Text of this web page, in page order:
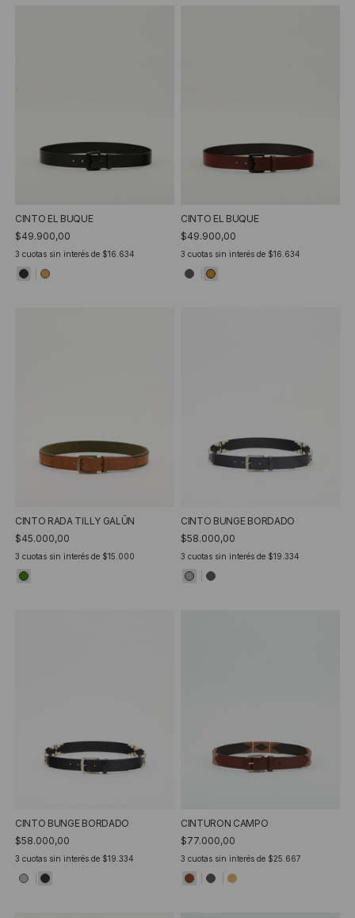
CINTO EL BUQUE
$49.900,00
3 cuotas sin interés de $16.634
CINTO EL BUQUE
$49.900,00
3 cuotas sin interés de $16.634
CINTO RADA TILLY GALÛN
$45.000,00
3 cuotas sin interés de $15.000
CINTO BUNGE BORDADO
$58.000,00
3 cuotas sin interés de $19.334
CINTO BUNGE BORDADO
$58.000,00
3 cuotas sin interés de $19.334
CINTURON CAMPO
$77.000,00
3 cuotas sin interés de $25.667